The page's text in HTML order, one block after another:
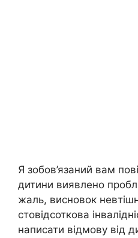
Я зобов’язаний вам
дитини виявлено
жаль, висновок
стовідсоткова
написати відмову від